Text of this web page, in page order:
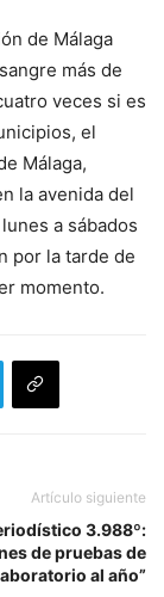
de Málaga
más de
veces si es
el
Málaga,
la avenida del
a sábados
por la tarde de
momento.
Artículo siguiente
3.988º:
de pruebas de
al año”